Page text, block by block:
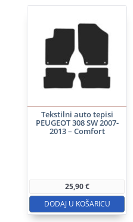
Tekstilni auto tepisi
PEUGEOT 308 SW 2007-
2013 – Comfort
25,90€
DODAJ U KOŠARICU